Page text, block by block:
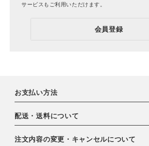
サービスもご利用いただけます。
会員登録
お支払い方法
下記お支払い方法よりお選びいただけます。
・クレジットカード（
EXPRESS,Diners Club）
配送・送料について
配達業者：日本郵便
注文内容の変更・キャンセルについて